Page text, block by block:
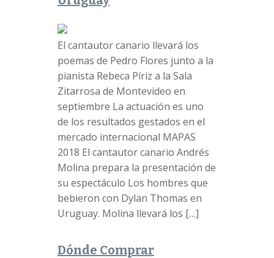
El cantautor canario llevará los
poemas de Pedro Flores junto a la
pianista Rebeca Píriz a la Sala
Zitarrosa de Montevideo en
septiembre La actuación es uno
de los resultados gestados en el
mercado internacional MAPAS
2018 El cantautor canario Andrés
Molina prepara la presentación de
su espectáculo Los hombres que
bebieron con Dylan Thomas en
Uruguay. Molina llevará los […]
Dónde Comprar